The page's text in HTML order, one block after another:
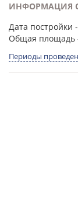
ИНФОРМАЦИЯ
Дата постройки
Общая площадь
Периоды